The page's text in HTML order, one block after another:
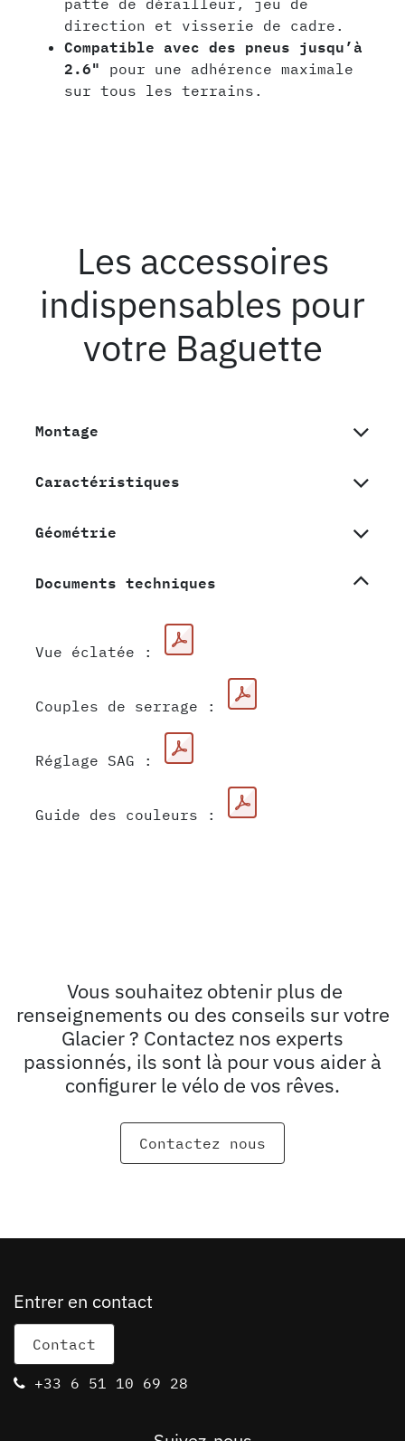
direction et visserie de cadre.
Compatible avec des pneus jusqu’à
2.6" pour une adhérence maximale
sur tous les terrains.
Les accessoires
indispensables pour
votre Baguette
Montage
Caractéristiques
Géométrie
Documents techniques
Vue éclatée :
Couples de serrage :
Réglage SAG :
Guide des couleurs :
Vous souhaitez obtenir plus de
renseignements ou des conseils sur votre
Glacier ? Contactez nos experts
passionnés, ils sont là pour vous aider à
configurer le vélo de vos rêves.
Contactez nous
Entrer en contact
Cont​act
+3​3 6 51 10 69 28